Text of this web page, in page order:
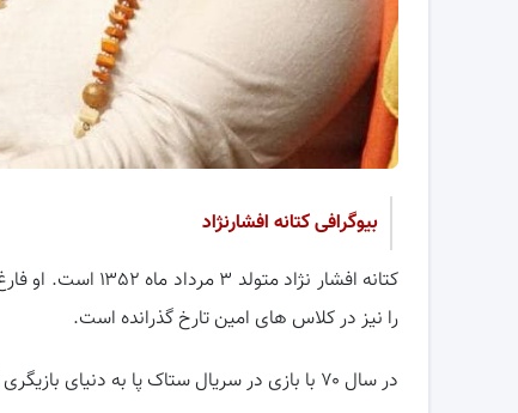
بیوگرافی کتانه افشارنژاد
کتانه افشار
را نیز در کلاس های امین تارخ گذرانده است.
در سال ۷۰ با بازی در سریال ستاک پا به دنیای بازیگری گذاشت و فعالیت های بازیگری خود را آغاز نمود.